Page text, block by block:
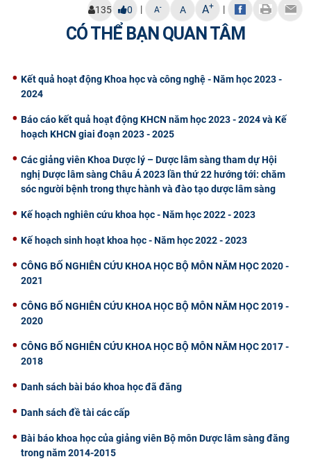
135 0 | A- A A+ |
CÓ THỂ BẠN QUAN TÂM
Kết quả hoạt động Khoa học và công nghệ - Năm học 2023 -
2024
Báo cáo kết quả hoạt động KHCN năm học 2023 - 2024 và Kế
hoạch KHCN giai đoạn 2023 - 2025
Các giảng viên Khoa Dược lý – Dược lâm sàng tham dự Hội
nghị Dược lâm sàng Châu Á 2023 lần thứ 22 hướng tới: chăm
sóc người bệnh trong thực hành và đào tạo dược lâm sàng
Kế hoạch nghiên cứu khoa học - Năm học 2022 - 2023
Kế hoạch sinh hoạt khoa học - Năm học 2022 - 2023
CÔNG BỐ NGHIÊN CỨU KHOA HỌC BỘ MÔN NĂM HỌC 2020 -
2021
CÔNG BỐ NGHIÊN CỨU KHOA HỌC BỘ MÔN NĂM HỌC 2019 -
2020
CÔNG BỐ NGHIÊN CỨU KHOA HỌC BỘ MÔN NĂM HỌC 2017 -
2018
Danh sách bài báo khoa học đã đăng
Danh sách đề tài các cấp
Bài báo khoa học của giảng viên Bộ môn Dược lâm sàng đăng
trong năm 2014-2015